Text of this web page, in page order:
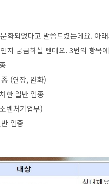
화되었다고 말씀드렸는데요. 아
지 궁금하실 텐데요. 3번의 항목
(연장, 완화)
한 일반 업종
벤처기업부)
업종